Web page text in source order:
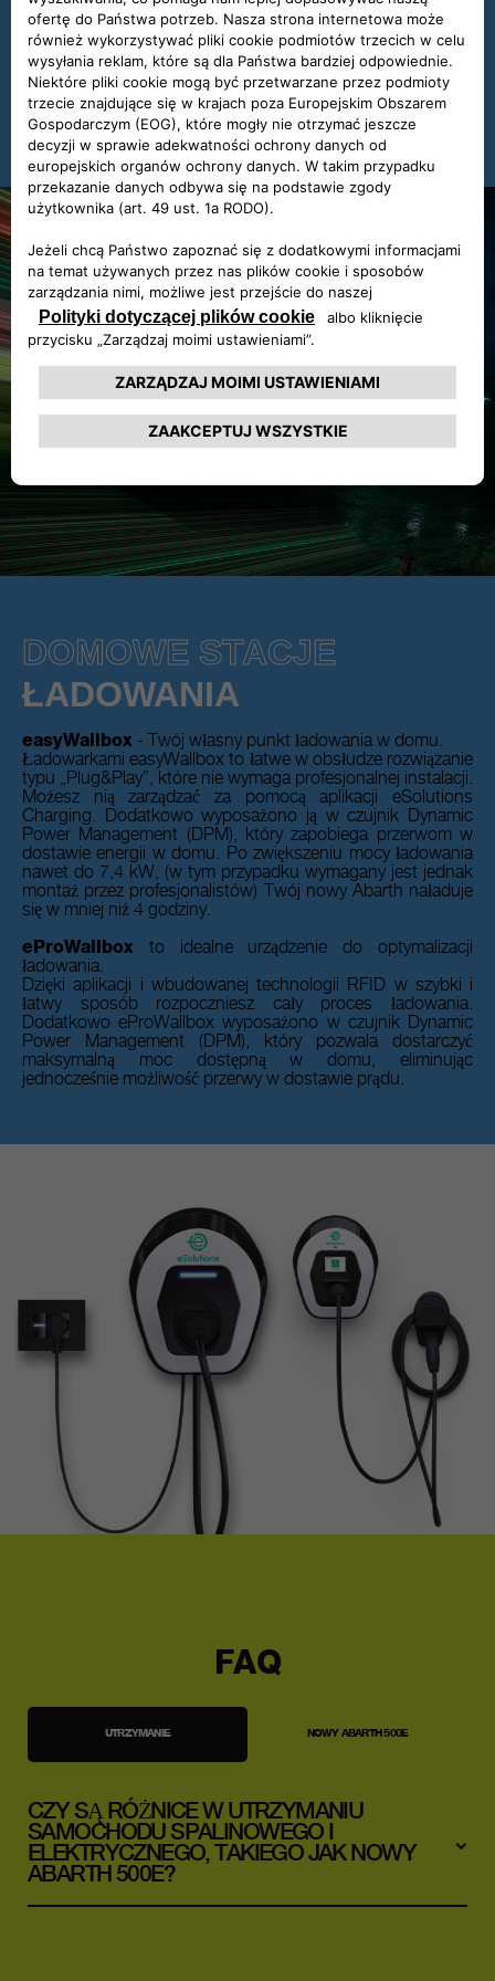
Temperatura
Temperatury zewnętrzne, ogrzewanie lub klimatyzacja mogą
zmienić potencjalny zasięg nawet o 40% (w zależności od
pory roku i wymaganego komfortu cieplnego w kabinie
samochodu). Wstępne ogrzewanie wnętrza, gdy Twój
samochód jest nadal podłączony do prądu, to kolejne
skuteczne rozwiązanie do poprawy zasięgu.
DOMOWE STACJE
ŁADOWANIA
easyWallbox - Twój własny punkt ładowania w domu.
Ładowarkami easyWallbox to łatwe w obsłudze rozwiązanie
typu „Plug&Play”, które nie wymaga profesjonalnej instalacji.
Możesz nią zarządzać za pomocą aplikacji eSolutions
Charging. Dodatkowo wyposażono ją w czujnik Dynamic
Power Management (DPM), który zapobiega przerwom w
dostawie energii w domu. Po zwiększeniu mocy ładowania
nawet do 7,4 kW, (w tym przypadku wymagany jest jednak
montaż przez profesjonalistów) Twój nowy Abarth naładuje
się w mniej niż 4 godziny.
eProWallbox to idealne urządzenie do optymalizacji
ładowania.
Dzięki aplikacji i wbudowanej technologii RFID w szybki i
łatwy sposób rozpoczniesz cały proces ładowania.
Dodatkowo eProWallbox wyposażono w czujnik Dynamic
Power Management (DPM), który pozwala dostarczyć
maksymalną moc dostępną w domu, eliminując
jednocześnie możliwość przerwy w dostawie prądu.
FAQ
UTRZYMANIE NOWY ABARTH 500E
CZY SĄ RÓŻNICE W UTRZYMANIU
SAMOCHODU SPALINOWEGO I
ELEKTRYCZNEGO, TAKIEGO JAK NOWY
ABARTH 500E?
Oczywiście, że tak. Zarówno pod względem złożoności,